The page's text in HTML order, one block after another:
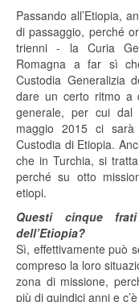
Passando all’Etiopia,
di passaggio, perché
trienni - la Curia
Romagna a far sì
Custodia Generalizia
dare un certo ritmo a
generale, per cui dal
maggio 2015 ci sarà
Custodia di Etiopia.
che in Turchia, si
perché su otto
etiopi.
Questi cinque
dell’Etiopia?
Sì, effettivamente può
compreso la loro
zona di missione,
più di quindici anni e